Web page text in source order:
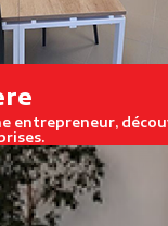
entrepreneur,